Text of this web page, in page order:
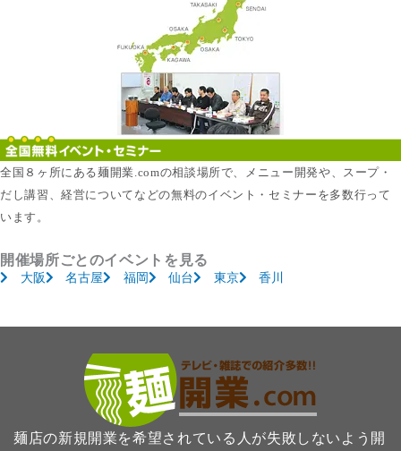
全国８ヶ所にある麺開業.comの相談場所で、メニュー開発や、スープ・
だし講習、経営についてなどの無料のイベント・セミナーを多数行って
います。
開催場所ごとのイベントを見る
大阪 名古屋 福岡 仙台 東京 香川
麺店の新規開業を希望されている人が失敗しないよう開